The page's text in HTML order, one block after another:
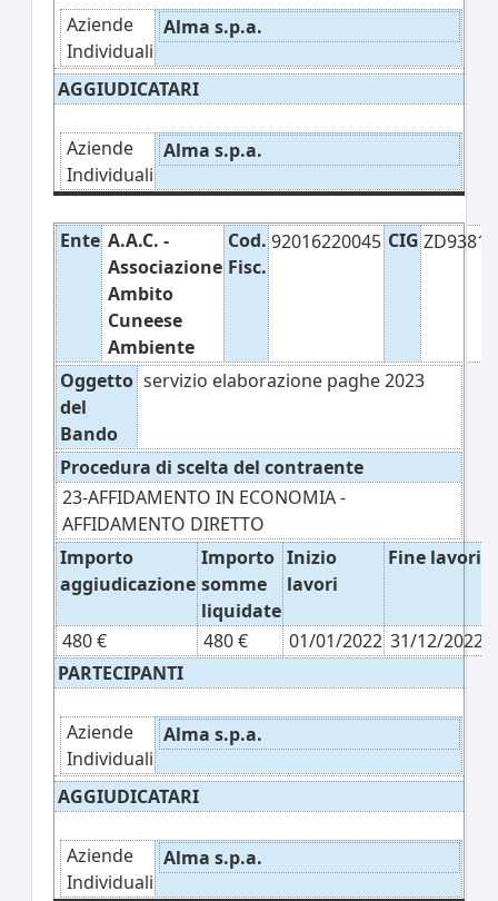
Aziende
Individuali
Alma s.p.a.
AGGIUDICATARI
Aziende
Individuali
Alma s.p.a.
Ente A.A.C. -
Associazione
Ambito
Cuneese
Ambiente
Cod.
Fisc.
92016220045 CIG
Oggetto
del
Bando
servizio elaborazione paghe 2023
Procedura di scelta del contraente
23-AFFIDAMENTO IN ECONOMIA -
AFFIDAMENTO DIRETTO
Importo
aggiudicazione
Importo
somme
liquidate
Inizio
lavori
Fine lavori
480 € 480 € 01/01/2022 31/12/2022
PARTECIPANTI
Aziende
Individuali
Alma s.p.a.
AGGIUDICATARI
Aziende
Individuali
Alma s.p.a.